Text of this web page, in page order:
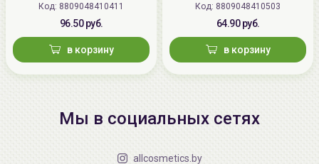
Код: 8809048410411
96.50 руб.
в корзину
Код: 8809048410503
64.90 руб.
в корзину
Мы в социальных сетях
allcosmetics.by